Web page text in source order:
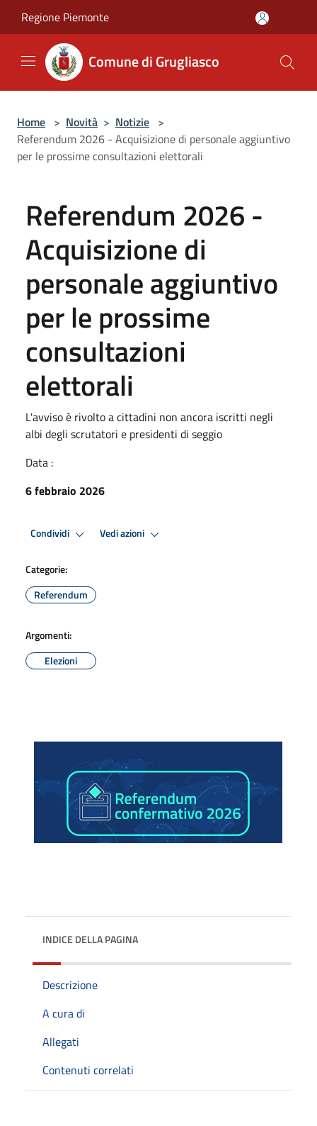
Regione Piemonte
Comune di Grugliasco
Home > Novità > Notizie >
Referendum 2026 - Acquisizione di personale aggiuntivo
per le prossime consultazioni elettorali
Referendum 2026 -
Acquisizione di
personale aggiuntivo
per le prossime
consultazioni
elettorali
L'avviso è rivolto a cittadini non ancora iscritti negli
albi degli scrutatori e presidenti di seggio
Data :
6 febbraio 2026
Condividi Vedi azioni
Categorie:
Referendum
Argomenti:
Elezioni
INDICE DELLA PAGINA
Descrizione
A cura di
Allegati
Contenuti correlati